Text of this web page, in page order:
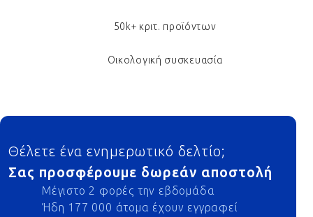
50k+ κριτ. προϊόντων
Οικολογική συσκευασία
Footer
Θέλετε ένα ενημερωτικό δελτίο;
Σας προσφέρουμε δωρεάν αποστολή
Μέγιστο 2 φορές την εβδομάδα
Ήδη 177 000 άτομα έχουν εγγραφεί